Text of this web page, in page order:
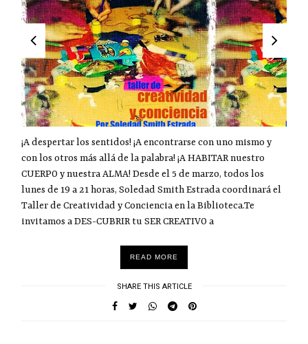
¡A despertar los sentidos! ¡A encontrarse con uno mismo y
con los otros más allá de la palabra! ¡A HABITAR nuestro
CUERPO y nuestra ALMA! Desde el 5 de marzo, todos los
lunes de 19 a 21 horas, Soledad Smith Estrada coordinará el
Taller de Creatividad y Conciencia en la Biblioteca.Te
invitamos a DES-CUBRIR tu SER CREATIVO a
READ MORE
SHARE THIS ARTICLE